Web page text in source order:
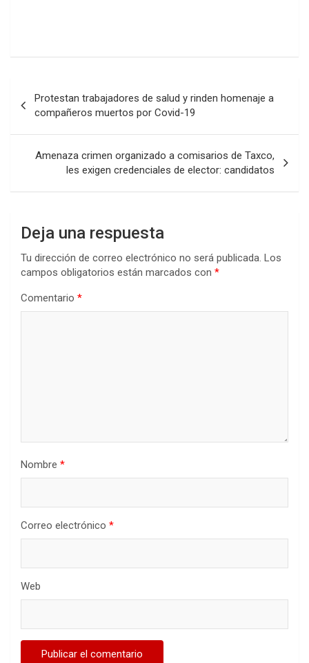
de
entradas
Protestan trabajadores de salud y rinden homenaje a
compañeros muertos por Covid-19
Amenaza crimen organizado a comisarios de Taxco,
les exigen credenciales de elector: candidatos
Deja una respuesta
Tu dirección de correo electrónico no será publicada. Los
campos obligatorios están marcados con *
Comentario *
Nombre *
Correo electrónico *
Web